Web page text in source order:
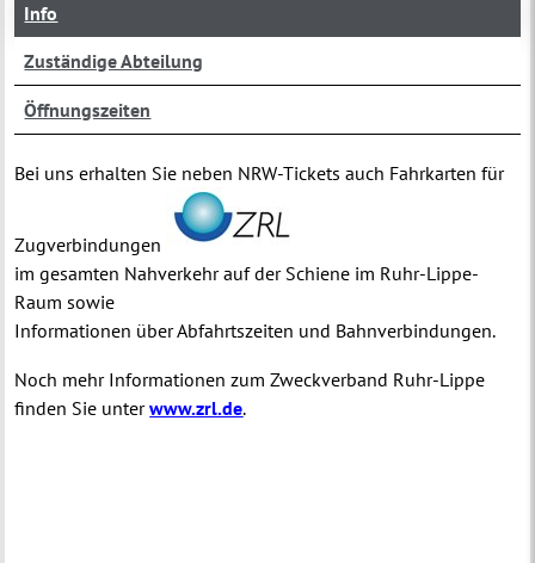
Info
Zuständige Abteilung
Öffnungszeiten
Bei uns erhalten Sie neben NRW-Tickets auch Fahrkarten für
Zugverbindungen
im gesamten Nahverkehr auf der Schiene im Ruhr-Lippe-
Raum sowie
Informationen über Abfahrtszeiten und Bahnverbindungen.
Noch mehr Informationen zum Zweckverband Ruhr-Lippe
finden Sie unterwww.zrl.de.